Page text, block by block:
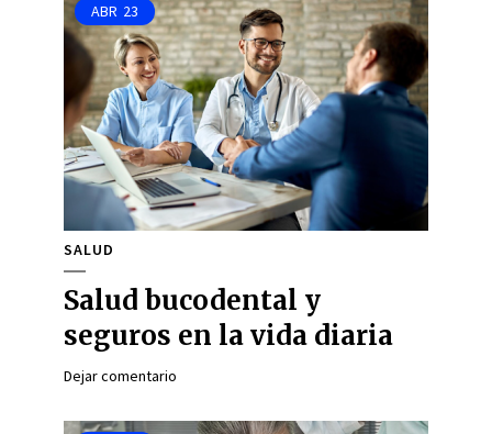
ABR 23
SALUD
Salud bucodental y
seguros en la vida diaria
Dejar comentario